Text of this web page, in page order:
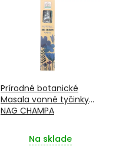
Prírodné botanické
Masala vonné tyčinky
NAG CHAMPA
Na sklade